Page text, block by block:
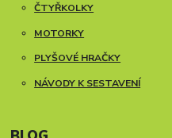
ČTYŘKOLKY
MOTORKY
PLYŠOVÉ HRAČKY
NÁVODY K SESTAVENÍ